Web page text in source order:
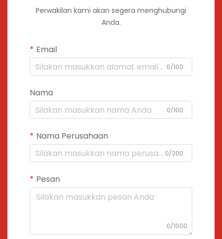
Perwakilan kami akan segera menghubungi
Anda.
Email
0/100
Nama
0/100
Nama Perusahaan
0/200
Pesan
0/1000